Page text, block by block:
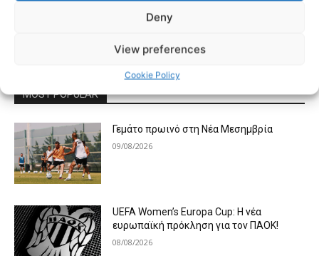
Deny
View preferences
Cookie Policy
- Advertisment -
MOST POPULAR
Γεμάτο πρωινό στη Νέα Μεσημβρία
09/08/2026
UEFA Women’s Europa Cup: Η νέα
ευρωπαϊκή πρόκληση για τον ΠΑΟΚ!
08/08/2026